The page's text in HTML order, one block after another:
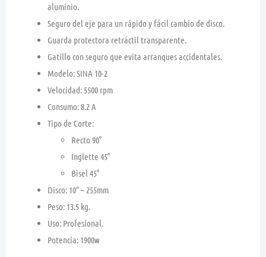
aluminio.
Seguro del eje para un rápido y fácil cambio de disco.
Guarda protectora retráctil transparente.
Gatillo con seguro que evita arranques accidentales.
Modelo: SINA 10-2
Velocidad: 5500 rpm
Consumo: 8.2 A
Tipo de Corte:
Recto 90°
Inglette 45°
Bisel 45°
Disco: 10″ – 255mm
Peso: 13.5 kg.
Uso: Profesional.
Potencia: 1900w